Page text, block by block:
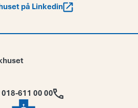
på Linkedin
611 00 00